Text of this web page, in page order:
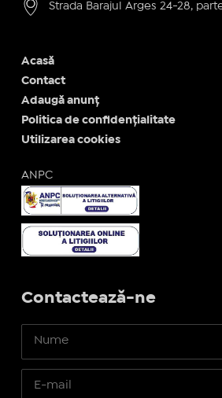
Strada Barajul Arges 24-28,
Acasă
Contact
Adaugă anunț
Politica de confidențialitate
Utilizarea cookies
ANPC
Contactează-ne